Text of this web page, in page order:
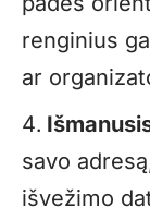
renginius
ar
savo
išvežimo